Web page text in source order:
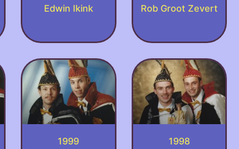
Edwin Ikink
Rob Groot Zevert
1999
1998